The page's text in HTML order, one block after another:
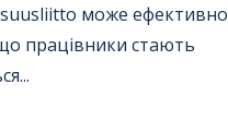
може ефективно
працівники стають